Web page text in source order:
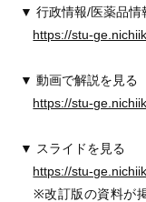
▼ 行政情報/医薬品情
https://stu-
▼ 動画で解説を見る
https://stu-
▼ スライドを見る
https://stu-
※改訂版の資料が